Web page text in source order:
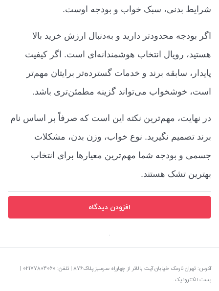
شرایط بدنی، سبک خواب و بودجه اوست.
اگر بودجه محدودتر دارید و به‌دنبال ارزش خرید بالا
هستید، رویال انتخاب هوشمندانه‌ای است. اگر کیفیت
پایدار، سابقه برند و خدمات گسترده‌تر برایتان مهم‌تر
است، خوشخواب می‌تواند گزینه مطمئن‌تری باشد.
در نهایت، مهم‌ترین نکته این است که صرفاً بر اساس نام
برند تصمیم نگیرید. نوع خواب، وزن بدن، مشکلات
جسمی و بودجه شما مهم‌ترین معیارها برای انتخاب
بهترین تشک هستند.
افزودن دیدگاه
آدرس: تهران نارمک خیابان آیت بالاتر از چهارراه سرسبز پلاک876 | تلفن: ‎02177804060 |
پست الکترونیک: